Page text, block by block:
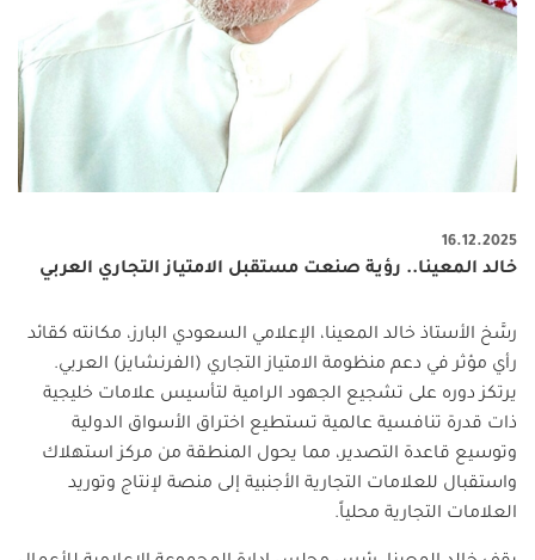
16.12.2025
خالد المعينا.. رؤية صنعت مستقبل الامتياز التجاري العربي
رسَّخ الأستاذ خالد المعينا، الإعلامي السعودي البارز، مكانته كقائد
رأي مؤثر في دعم منظومة الامتياز التجاري (الفرنشايز) العربي.
يرتكز دوره على تشجيع الجهود الرامية لتأسيس علامات خليجية
ذات قدرة تنافسية عالمية تستطيع اختراق الأسواق الدولية
وتوسيع قاعدة التصدير، مما يحول المنطقة من مركز استهلاك
واستقبال للعلامات التجارية الأجنبية إلى منصة لإنتاج وتوريد
العلامات التجارية محلياً.